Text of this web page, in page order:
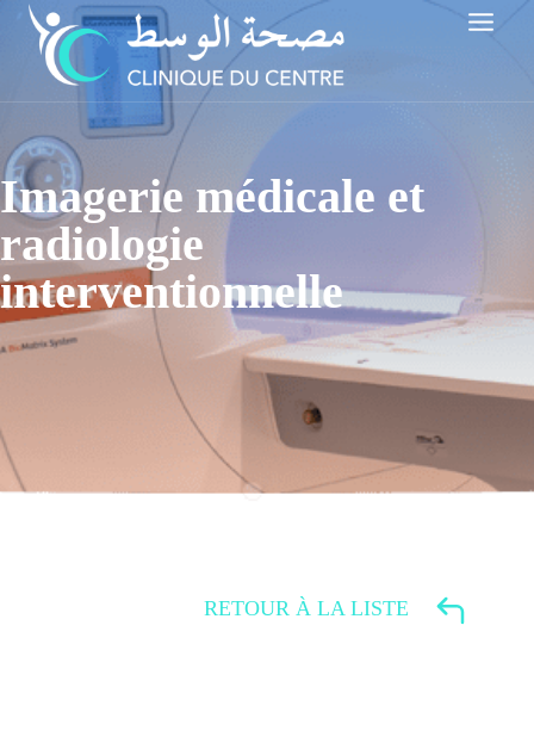
Aller
contenu
Imagerie médicale et
radiologie
interventionnelle
RETOUR À LA LISTE